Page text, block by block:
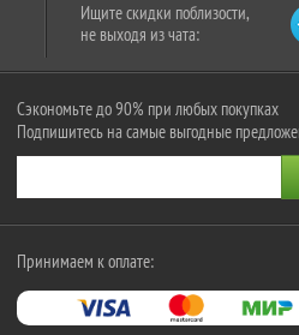
Ищите скидки поблизости,
не выходя из чата:
Сэкономьте до 90% при любых покупках
Подпишитесь на самые выгодные
Принимаем к оплате: